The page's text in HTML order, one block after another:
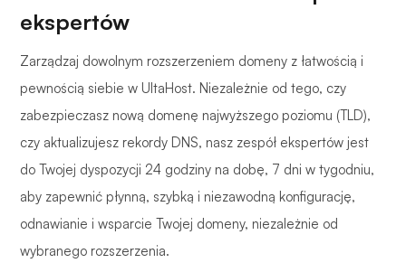
ekspertów
Zarządzaj dowolnym rozszerzeniem domeny z łatwością i
pewnością siebie w UltaHost. Niezależnie od tego, czy
zabezpieczasz nową domenę najwyższego poziomu (TLD),
czy aktualizujesz rekordy DNS, nasz zespół ekspertów jest
do Twojej dyspozycji 24 godziny na dobę, 7 dni w tygodniu,
aby zapewnić płynną, szybką i niezawodną konfigurację,
odnawianie i wsparcie Twojej domeny, niezależnie od
wybranego rozszerzenia.